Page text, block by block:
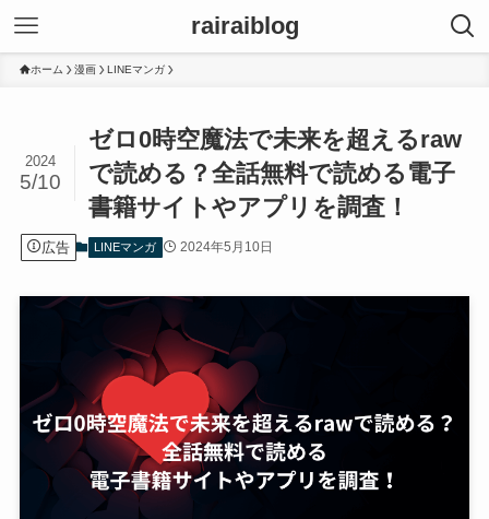
rairaiblog
ホーム 漫画 LINEマンガ
ゼロ0時空魔法で未来を超えるraw
で読める？全話無料で読める電子
書籍サイトやアプリを調査！
2024
5/10
広告 LINEマンガ 2024年5月10日